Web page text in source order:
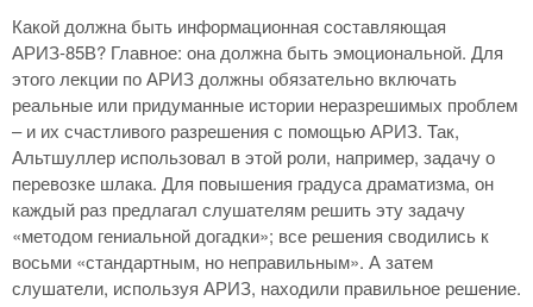
Какой должна быть информационная составляющая
АРИЗ-85В? Главное: она должна быть эмоциональной. Для
этого лекции по АРИЗ должны обязательно включать
реальные или придуманные истории неразрешимых проблем
– и их счастливого разрешения с помощью АРИЗ. Так,
Альтшуллер использовал в этой роли, например, задачу о
перевозке шлака. Для повышения градуса драматизма, он
каждый раз предлагал слушателям решить эту задачу
«методом гениальной догадки»; все решения сводились к
восьми «стандартным, но неправильным». А затем
слушатели, используя АРИЗ, находили правильное решение.